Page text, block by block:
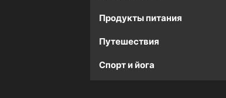
Продукты питания
Путешествия
Спорт и йога